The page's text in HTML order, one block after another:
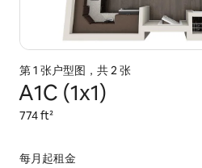
第 1 张户型图，共 2 张
A1C (1x1)
774 ft²
每月起租金